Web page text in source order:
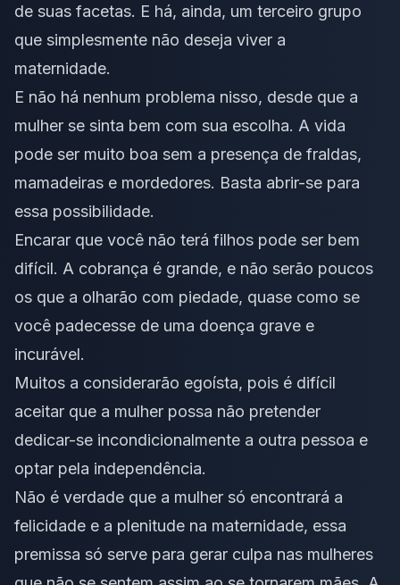
de suas facetas. E há, ainda, um terceiro grupo
que simplesmente não deseja viver a
maternidade.
E não há nenhum problema nisso, desde que a
mulher se sinta bem com sua escolha. A vida
pode ser muito boa sem a presença de fraldas,
mamadeiras e mordedores. Basta abrir-se para
essa possibilidade.
Encarar que você não terá filhos pode ser bem
difícil. A cobrança é grande, e não serão poucos
os que a olharão com piedade, quase como se
você padecesse de uma doença grave e
incurável.
Muitos a considerarão egoísta, pois é difícil
aceitar que a mulher possa não pretender
dedicar-se incondicionalmente a outra pessoa e
optar pela independência.
Não é verdade que a mulher só encontrará a
felicidade e a plenitude na maternidade, essa
premissa só serve para gerar culpa nas mulheres